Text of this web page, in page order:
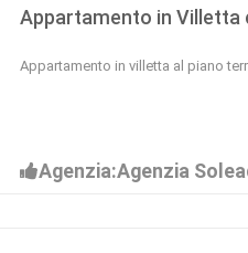
Appartamento in Villetta
Appartamento in villetta al piano
Agenzia:Agenzia